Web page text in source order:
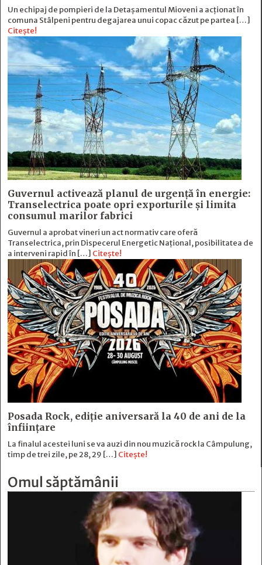
Un echipaj de pompieri de la Detașamentul Mioveni a acționat în
comuna Stâlpeni pentru degajarea unui copac căzut pe partea […]
Citește!
Guvernul activează planul de urgență în energie:
Transelectrica poate opri exporturile și limita
consumul marilor fabrici
Guvernul a aprobat vineri un act normativ care oferă
Transelectrica, prin Dispecerul Energetic Național, posibilitatea de
a interveni rapid în […] Citește!
Posada Rock, ediţie aniversară la 40 de ani de la
înfiinţare
La finalul acestei luni se va auzi din nou muzică rock la Câmpulung,
timp de trei zile, pe 28, 29 […] Citește!
Omul săptămânii